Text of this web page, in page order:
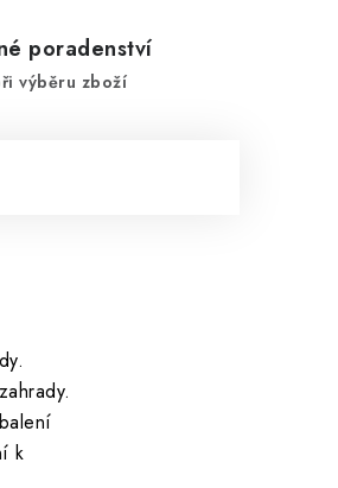
poradenství
výběru zboží
k